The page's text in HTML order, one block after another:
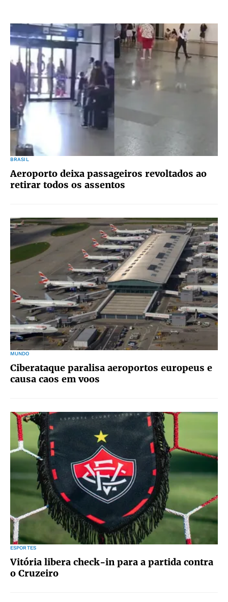
BRASIL
Aeroporto deixa passageiros revoltados ao
retirar todos os assentos
MUNDO
Ciberataque paralisa aeroportos europeus e
causa caos em voos
ESPORTES
Vitória libera check-in para a partida contra
o Cruzeiro